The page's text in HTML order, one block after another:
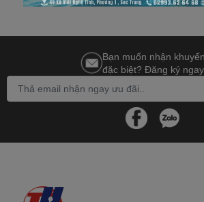
Bạn muốn nhận
đặc biệt? Đăng ký ngay.